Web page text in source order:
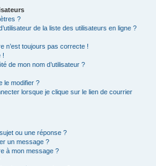
?
de la liste des utilisateurs en ligne ?
n’est toujours pas correcte !
!
de mon nom d’utilisateur ?
le modifier ?
lorsque je clique sur le lien de courrier
ou une réponse ?
un message ?
à mon message ?